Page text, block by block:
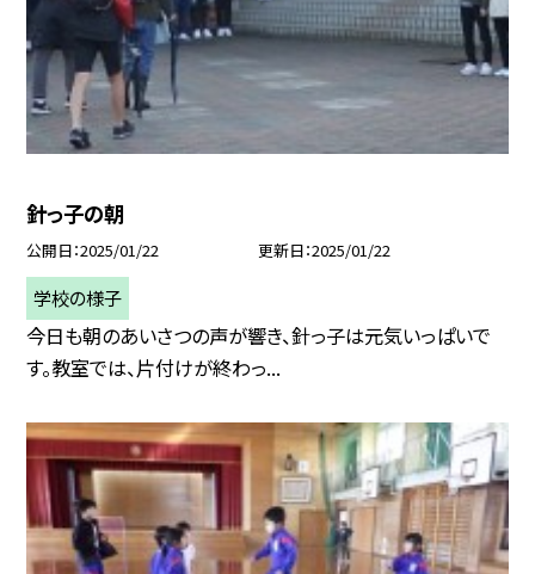
針っ子の朝
公開日 2025/01/22 更新日 2025/01/22
学校の様子
今日も朝のあいさつの声が響き、針っ子は元気いっぱいで
す。教室では、片付けが終わっ...